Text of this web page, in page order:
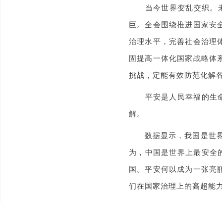
当今世界变乱交织。未
巨。全会围绕推进国家安
治理水平，完善社会治理
固提高一体化国家战略体
挑战，定能有效防范化解
平安是人民幸福的生命
解。
数据显示，我国是世界
为，中国是世界上最安全
国。平安何以成为一张亮
们在国家治理上的高超能